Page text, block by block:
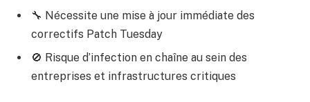
🔧 Nécessite une mise à jour immédiate des
correctifs Patch Tuesday
🚫 Risque d’infection en chaîne au sein des
entreprises et infrastructures critiques